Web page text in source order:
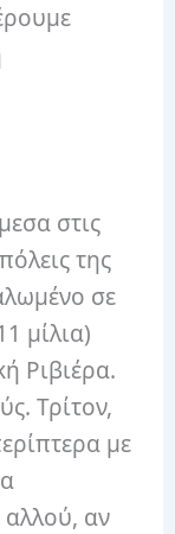
στις
της
σε
μίλια)
Ριβιέρα.
Τρίτον,
με
αν